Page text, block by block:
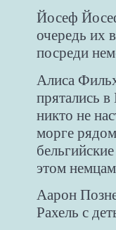
Йосеф
очередь их
посреди
Алиса
прятались
никто не
морге
этом
Аарон
Рахель с